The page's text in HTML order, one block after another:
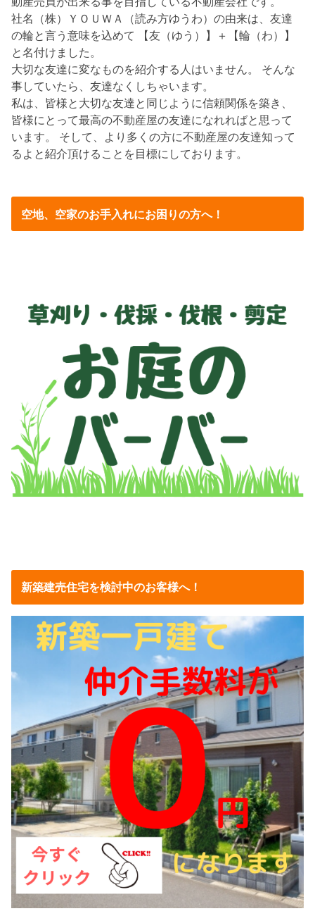
社名（株）ＹＯＵＷＡ（読み方ゆうわ）の由来は、友達
の輪と言う意味を込めて 【友（ゆう）】＋【輪（わ）】
と名付けました。
大切な友達に変なものを紹介する人はいません。 そんな
事していたら、友達なくしちゃいます。
私は、皆様と大切な友達と同じように信頼関係を築き、
皆様にとって最高の不動産屋の友達になれればと思って
います。 そして、より多くの方に不動産屋の友達知って
るよと紹介頂けることを目標にしております。
空地、空家のお手入れにお困りの方へ！
新築建売住宅を検討中のお客様へ！